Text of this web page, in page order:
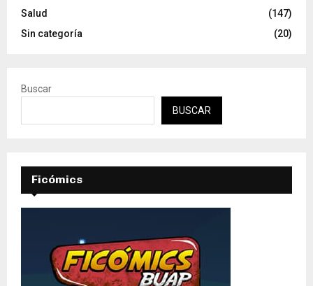
Salud
(147)
Sin categoría
(20)
Buscar
BUSCAR
Ficómics